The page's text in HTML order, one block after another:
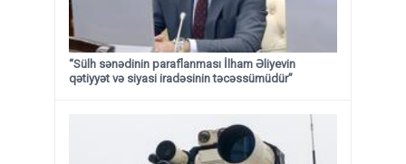
“Sülh sənədinin paraflanması İlham Əliyevin
qətiyyət və siyasi iradəsinin təcəssümüdür”